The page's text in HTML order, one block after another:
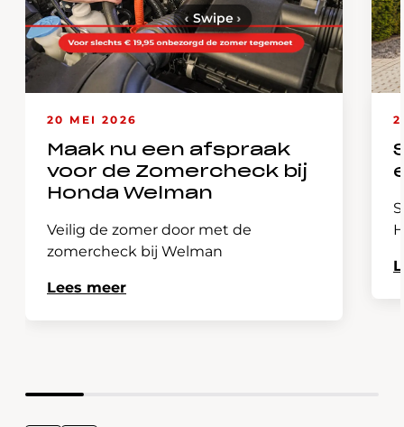
20 MEI 2026
Maak nu een afspraak
voor de Zomercheck bij
Honda Welman
Veilig de zomer door met de
zomercheck bij Welman
Lees meer
‹ Swipe›